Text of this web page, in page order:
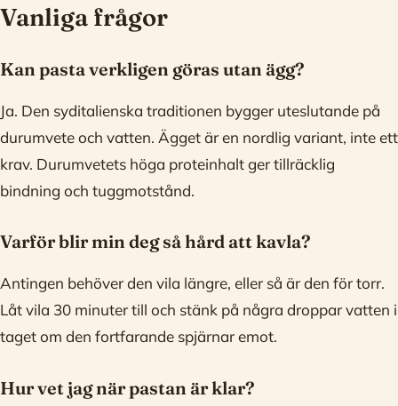
Vanliga frågor
Kan pasta verkligen göras utan ägg?
Ja. Den syditalienska traditionen bygger uteslutande på
durumvete och vatten. Ägget är en nordlig variant, inte ett
krav. Durumvetets höga proteinhalt ger tillräcklig
bindning och tuggmotstånd.
Varför blir min deg så hård att kavla?
Antingen behöver den vila längre, eller så är den för torr.
Låt vila 30 minuter till och stänk på några droppar vatten i
taget om den fortfarande spjärnar emot.
Hur vet jag när pastan är klar?